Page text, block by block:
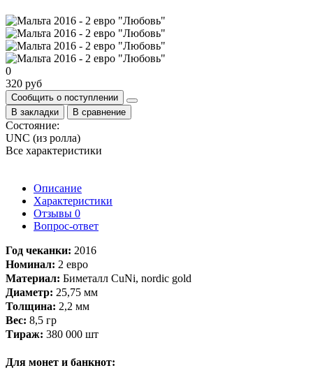
0
320 руб
Сообщить о поступлении
В закладки
В сравнение
Состояние:
UNC (из ролла)
Все характеристики
Описание
Характеристики
Отзывы 0
Вопрос-ответ
​Год чеканки: 2016
Номинал: 2 евро
Материал: Биметалл CuNi, nordic gold
Диаметр: 25,75 мм
Толщина: 2,2 мм
Вес: 8,5 гр
Тираж: 380 000 шт
Для монет и банкнот: